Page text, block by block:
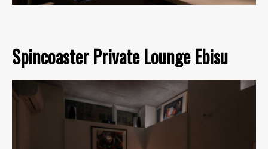
Spincoaster Private Lounge Ebisu